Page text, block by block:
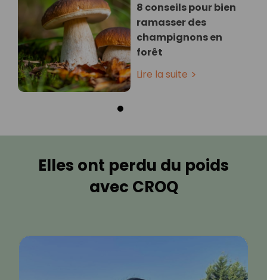
8 conseils pour bien
ramasser des
champignons en
forêt
Lire la suite
Elles ont perdu du poids
avec CROQ